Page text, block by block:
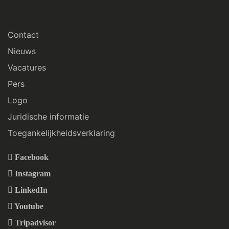
Contact
Nieuws
Vacatures
Pers
Logo
Juridische informatie
Toegankelijkheidsverklaring
Facebook
Instagram
LinkedIn
Youtube
Tripadvisor